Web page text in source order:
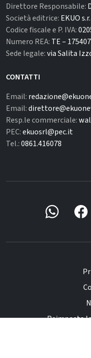
Direttore Responsabile:
Società editrice: EKUO
Codice fiscale e P. IVA:
Numero REA: TE – 175407
Sede legale:via Salita
CONTATTI
Email:
Email:
Resp.le commerciale:
PEC:ekuosrl@pec.it
Tel.:0861.416078
Reimposta